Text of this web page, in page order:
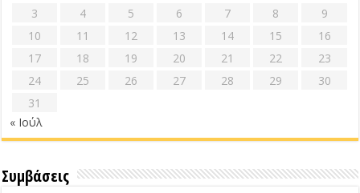
3
4 5 6 7 8
9
10
11 12 13 14 15
16
17
18 19 20 21 22
23
24
25 26 27 28 29
30
31
« Ιούλ
Συμβάσεις